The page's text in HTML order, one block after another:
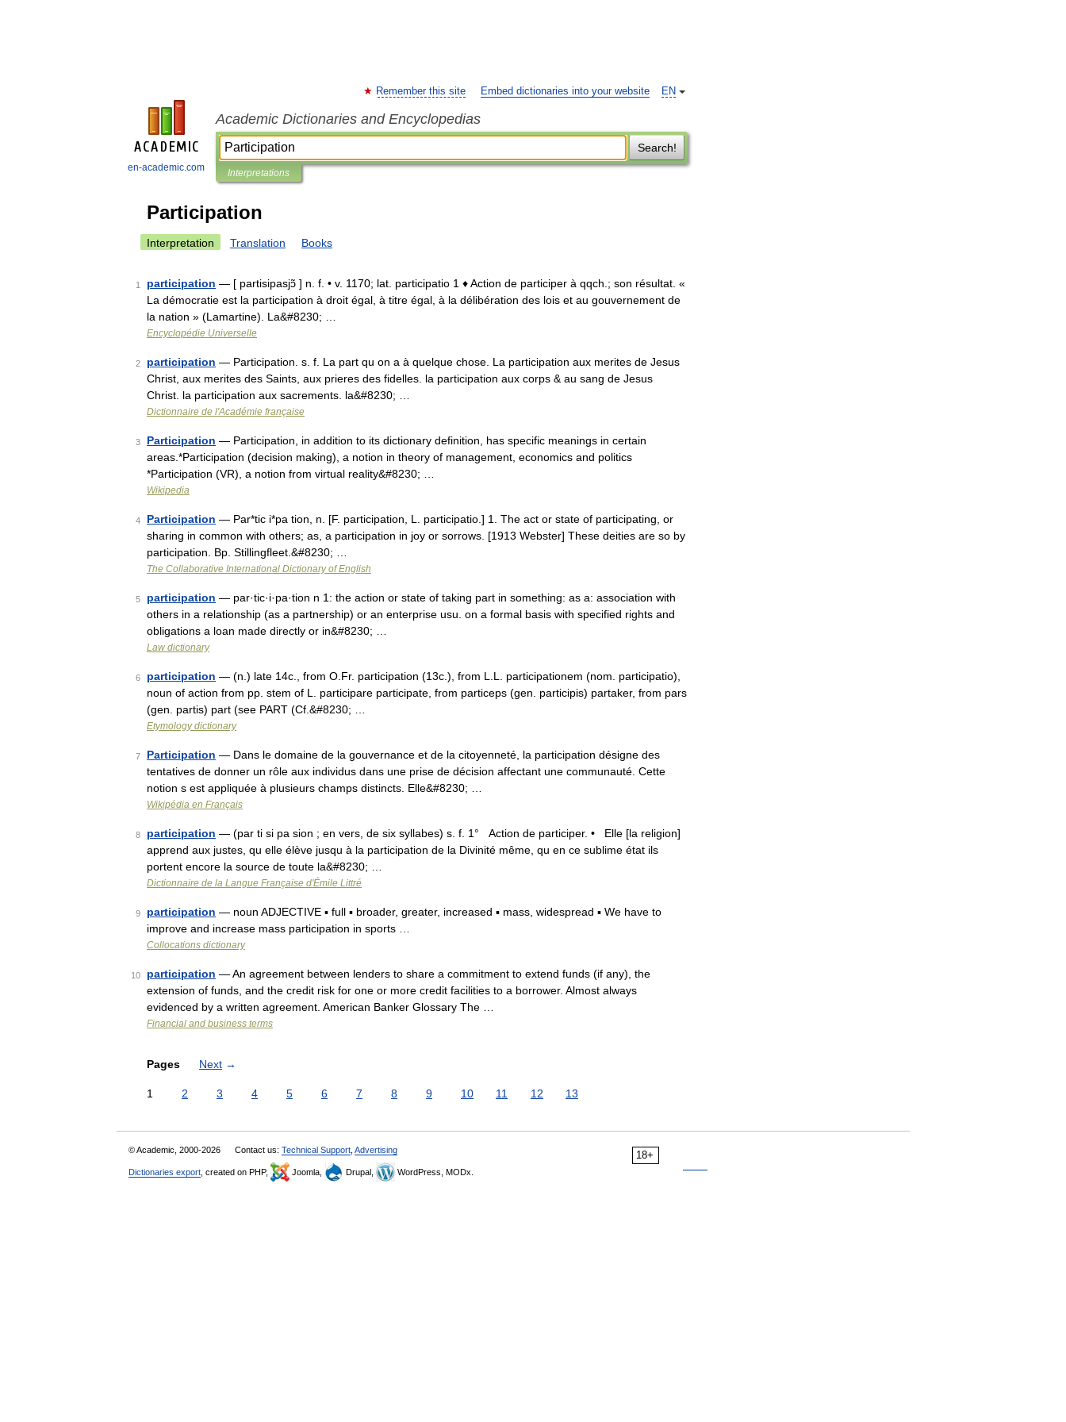
en-academic.com
EN
Remember this site Embed dictionaries into your website
Academic Dictionaries and Encyclopedias
Search!
Interpretations
Participation
Interpretation Translation Books
1 participation — [ partisipasjɔ̃ ] n. f. • v. 1170; lat. participatio 1 ♦ Action de participer à qqch.; son résultat. «
La démocratie est la participation à droit égal, à titre égal, à la délibération des lois et au gouvernement de
la nation » (Lamartine). La&#8230; …
Encyclopédie Universelle
2 participation — Participation. s. f. La part qu on a à quelque chose. La participation aux merites de Jesus
Christ, aux merites des Saints, aux prieres des fidelles. la participation aux corps & au sang de Jesus
Christ. la participation aux sacrements. la&#8230; …
Dictionnaire de l'Académie française
3 Participation — Participation, in addition to its dictionary definition, has specific meanings in certain
areas.*Participation (decision making), a notion in theory of management, economics and politics
*Participation (VR), a notion from virtual reality&#8230; …
Wikipedia
4 Participation — Par*tic i*pa tion, n. [F. participation, L. participatio.] 1. The act or state of participating, or
sharing in common with others; as, a participation in joy or sorrows. [1913 Webster] These deities are so by
participation. Bp. Stillingfleet.&#8230; …
The Collaborative International Dictionary of English
5 participation — par·tic·i·pa·tion n 1: the action or state of taking part in something: as a: association with
others in a relationship (as a partnership) or an enterprise usu. on a formal basis with specified rights and
obligations a loan made directly or in&#8230; …
Law dictionary
6 participation — (n.) late 14c., from O.Fr. participation (13c.), from L.L. participationem (nom. participatio),
noun of action from pp. stem of L. participare participate, from particeps (gen. participis) partaker, from pars
(gen. partis) part (see PART (Cf.&#8230; …
Etymology dictionary
7 Participation — Dans le domaine de la gouvernance et de la citoyenneté, la participation désigne des
tentatives de donner un rôle aux individus dans une prise de décision affectant une communauté. Cette
notion s est appliquée à plusieurs champs distincts. Elle&#8230; …
Wikipédia en Français
8 participation — (par ti si pa sion ; en vers, de six syllabes) s. f. 1° Action de participer. • Elle [la religion]
apprend aux justes, qu elle élève jusqu à la participation de la Divinité même, qu en ce sublime état ils
portent encore la source de toute la&#8230; …
Dictionnaire de la Langue Française d'Émile Littré
9 participation — noun ADJECTIVE ▪ full ▪ broader, greater, increased ▪ mass, widespread ▪ We have to
improve and increase mass participation in sports …
Collocations dictionary
10 participation — An agreement between lenders to share a commitment to extend funds (if any), the
extension of funds, and the credit risk for one or more credit facilities to a borrower. Almost always
evidenced by a written agreement. American Banker Glossary The …
Financial and business terms
Pages Next →
1 2 3 4 5 6 7 8 9 10 11 12 13
18+
© Academic, 2000-2026 Contact us: Technical Support Advertising
Dictionaries export , created on PHP, Joomla, Drupal, WordPress, MODx.